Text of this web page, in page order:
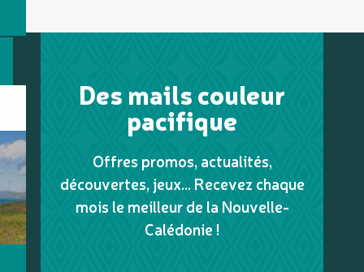
Des mails couleur
pacifique
Offres promos, actualités,
découvertes, jeux... Recevez chaque
mois le meilleur de la Nouvelle-
Calédonie !